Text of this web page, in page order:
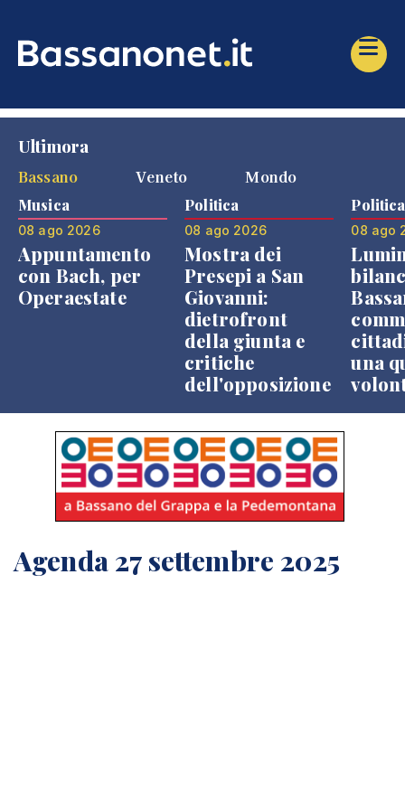
Ultimora
Bassano
Veneto Mondo
Musica
08 ago 2026
Appuntamento
con Bach, per
Operaestate
Politica
08 ago 2026
Mostra dei
Presepi a San
Giovanni:
dietrofront
della giunta e
critiche
dell'opposizione
Politica
08 ago
una
Agenda 27 settembre 2025